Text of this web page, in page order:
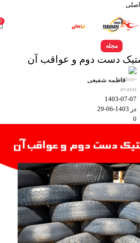
مجله
دست دوم و عواقب آن
فاطمه شفیعی
1403-07-07
در 1403-06-29
0